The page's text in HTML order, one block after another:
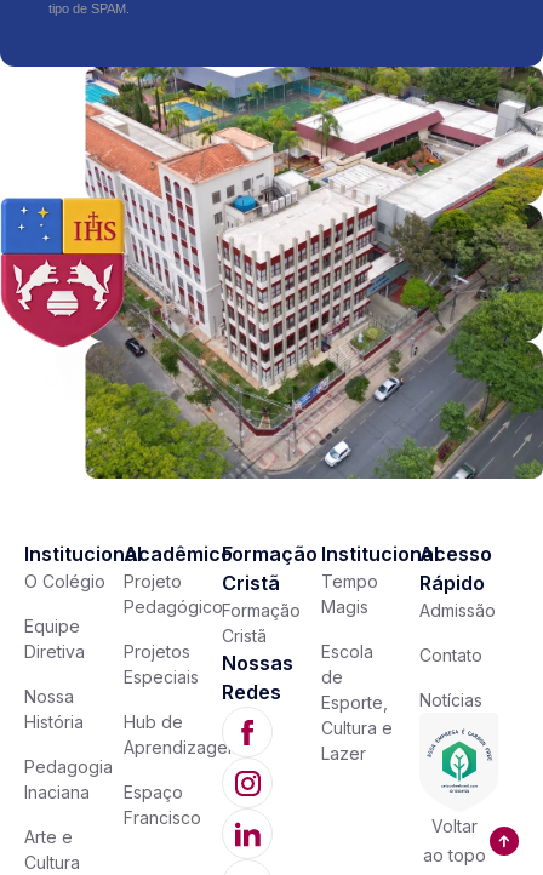
tipo de SPAM.
Institucional
O Colégio
Equipe
Diretiva
Nossa
História
Pedagogia
Inaciana
Arte e
Cultura
Acadêmico
Projeto
Pedagógico
Projetos
Especiais
Hub de
Aprendizagem
Espaço
Francisco
Formação
Cristã
Formação
Cristã
Nossas
Redes
Institucional
Tempo
Magis
Escola
de
Esporte,
Cultura e
Lazer
Acesso
Rápido
Admissão
Contato
Notícias
Voltar
ao topo